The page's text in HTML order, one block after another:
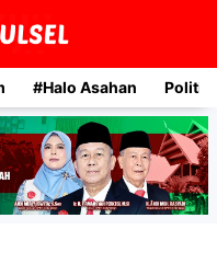
#Halo Asahan Politik